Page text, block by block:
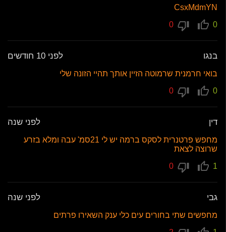
CsxMdmYN
0
בנגו לפני 10 חודשים
בואי חרמנית שרמוטה הזיין אותך תהיי הזונה שלי
0
דין לפני שנה
מחפש פרטנרית לסקס ברמה יש לי 21סמ' עבה ומלא בזרע
שרוצה לצאת
1
גבי לפני שנה
מחפשים שתי בחורים עים כלי ענק השאירו פרתים